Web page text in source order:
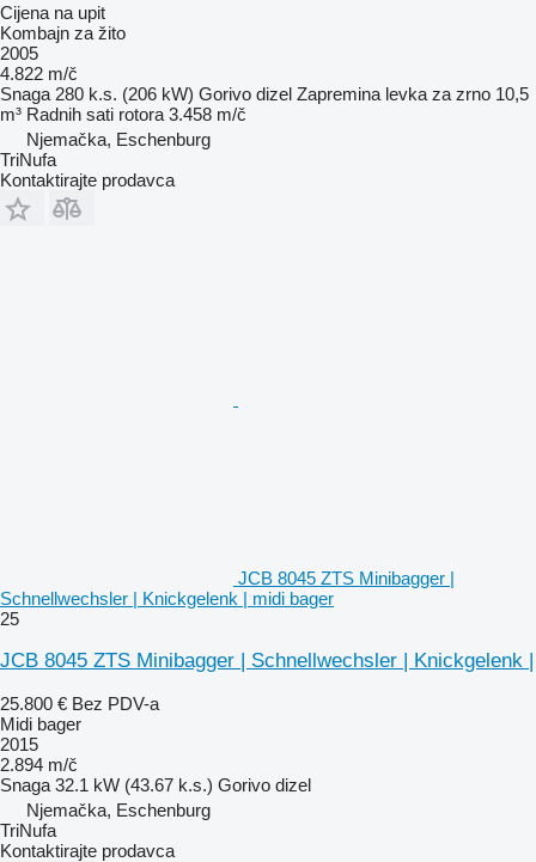
Cijena na upit
Kombajn za žito
2005
4.822 m/č
Snaga 280 k.s. (206 kW) Gorivo dizel Zapremina levka za zrno 10,5
m³ Radnih sati rotora 3.458 m/č
Njemačka, Eschenburg
TriNufa
Kontaktirajte prodavca
JCB 8045 ZTS Minibagger |
Schnellwechsler | Knickgelenk | midi bager
25
JCB 8045 ZTS Minibagger | Schnellwechsler | Knickgelenk |
25.800 € Bez PDV-a
Midi bager
2015
2.894 m/č
Snaga 32.1 kW (43.67 k.s.) Gorivo dizel
Njemačka, Eschenburg
TriNufa
Kontaktirajte prodavca